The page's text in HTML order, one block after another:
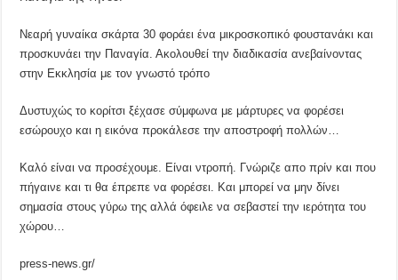
Νεαρή γυναίκα σκάρτα 30 φοράει ένα μικροσκοπικό φουστανάκι και
προσκυνάει την Παναγία. Ακολουθεί την διαδικασία ανεβαίνοντας
στην Εκκλησία με τον γνωστό τρόπο
Δυστυχώς το κορίτσι ξέχασε σύμφωνα με μάρτυρες να φορέσει
εσώρουχο και η εικόνα προκάλεσε την αποστροφή πολλών…
Καλό είναι να προσέχουμε. Είναι ντροπή. Γνώριζε απο πρίν και που
πήγαινε και τι θα έπρεπε να φορέσει. Και μπορεί να μην δίνει
σημασία στους γύρω της αλλά όφειλε να σεβαστεί την ιερότητα του
χώρου…
press-news.gr/